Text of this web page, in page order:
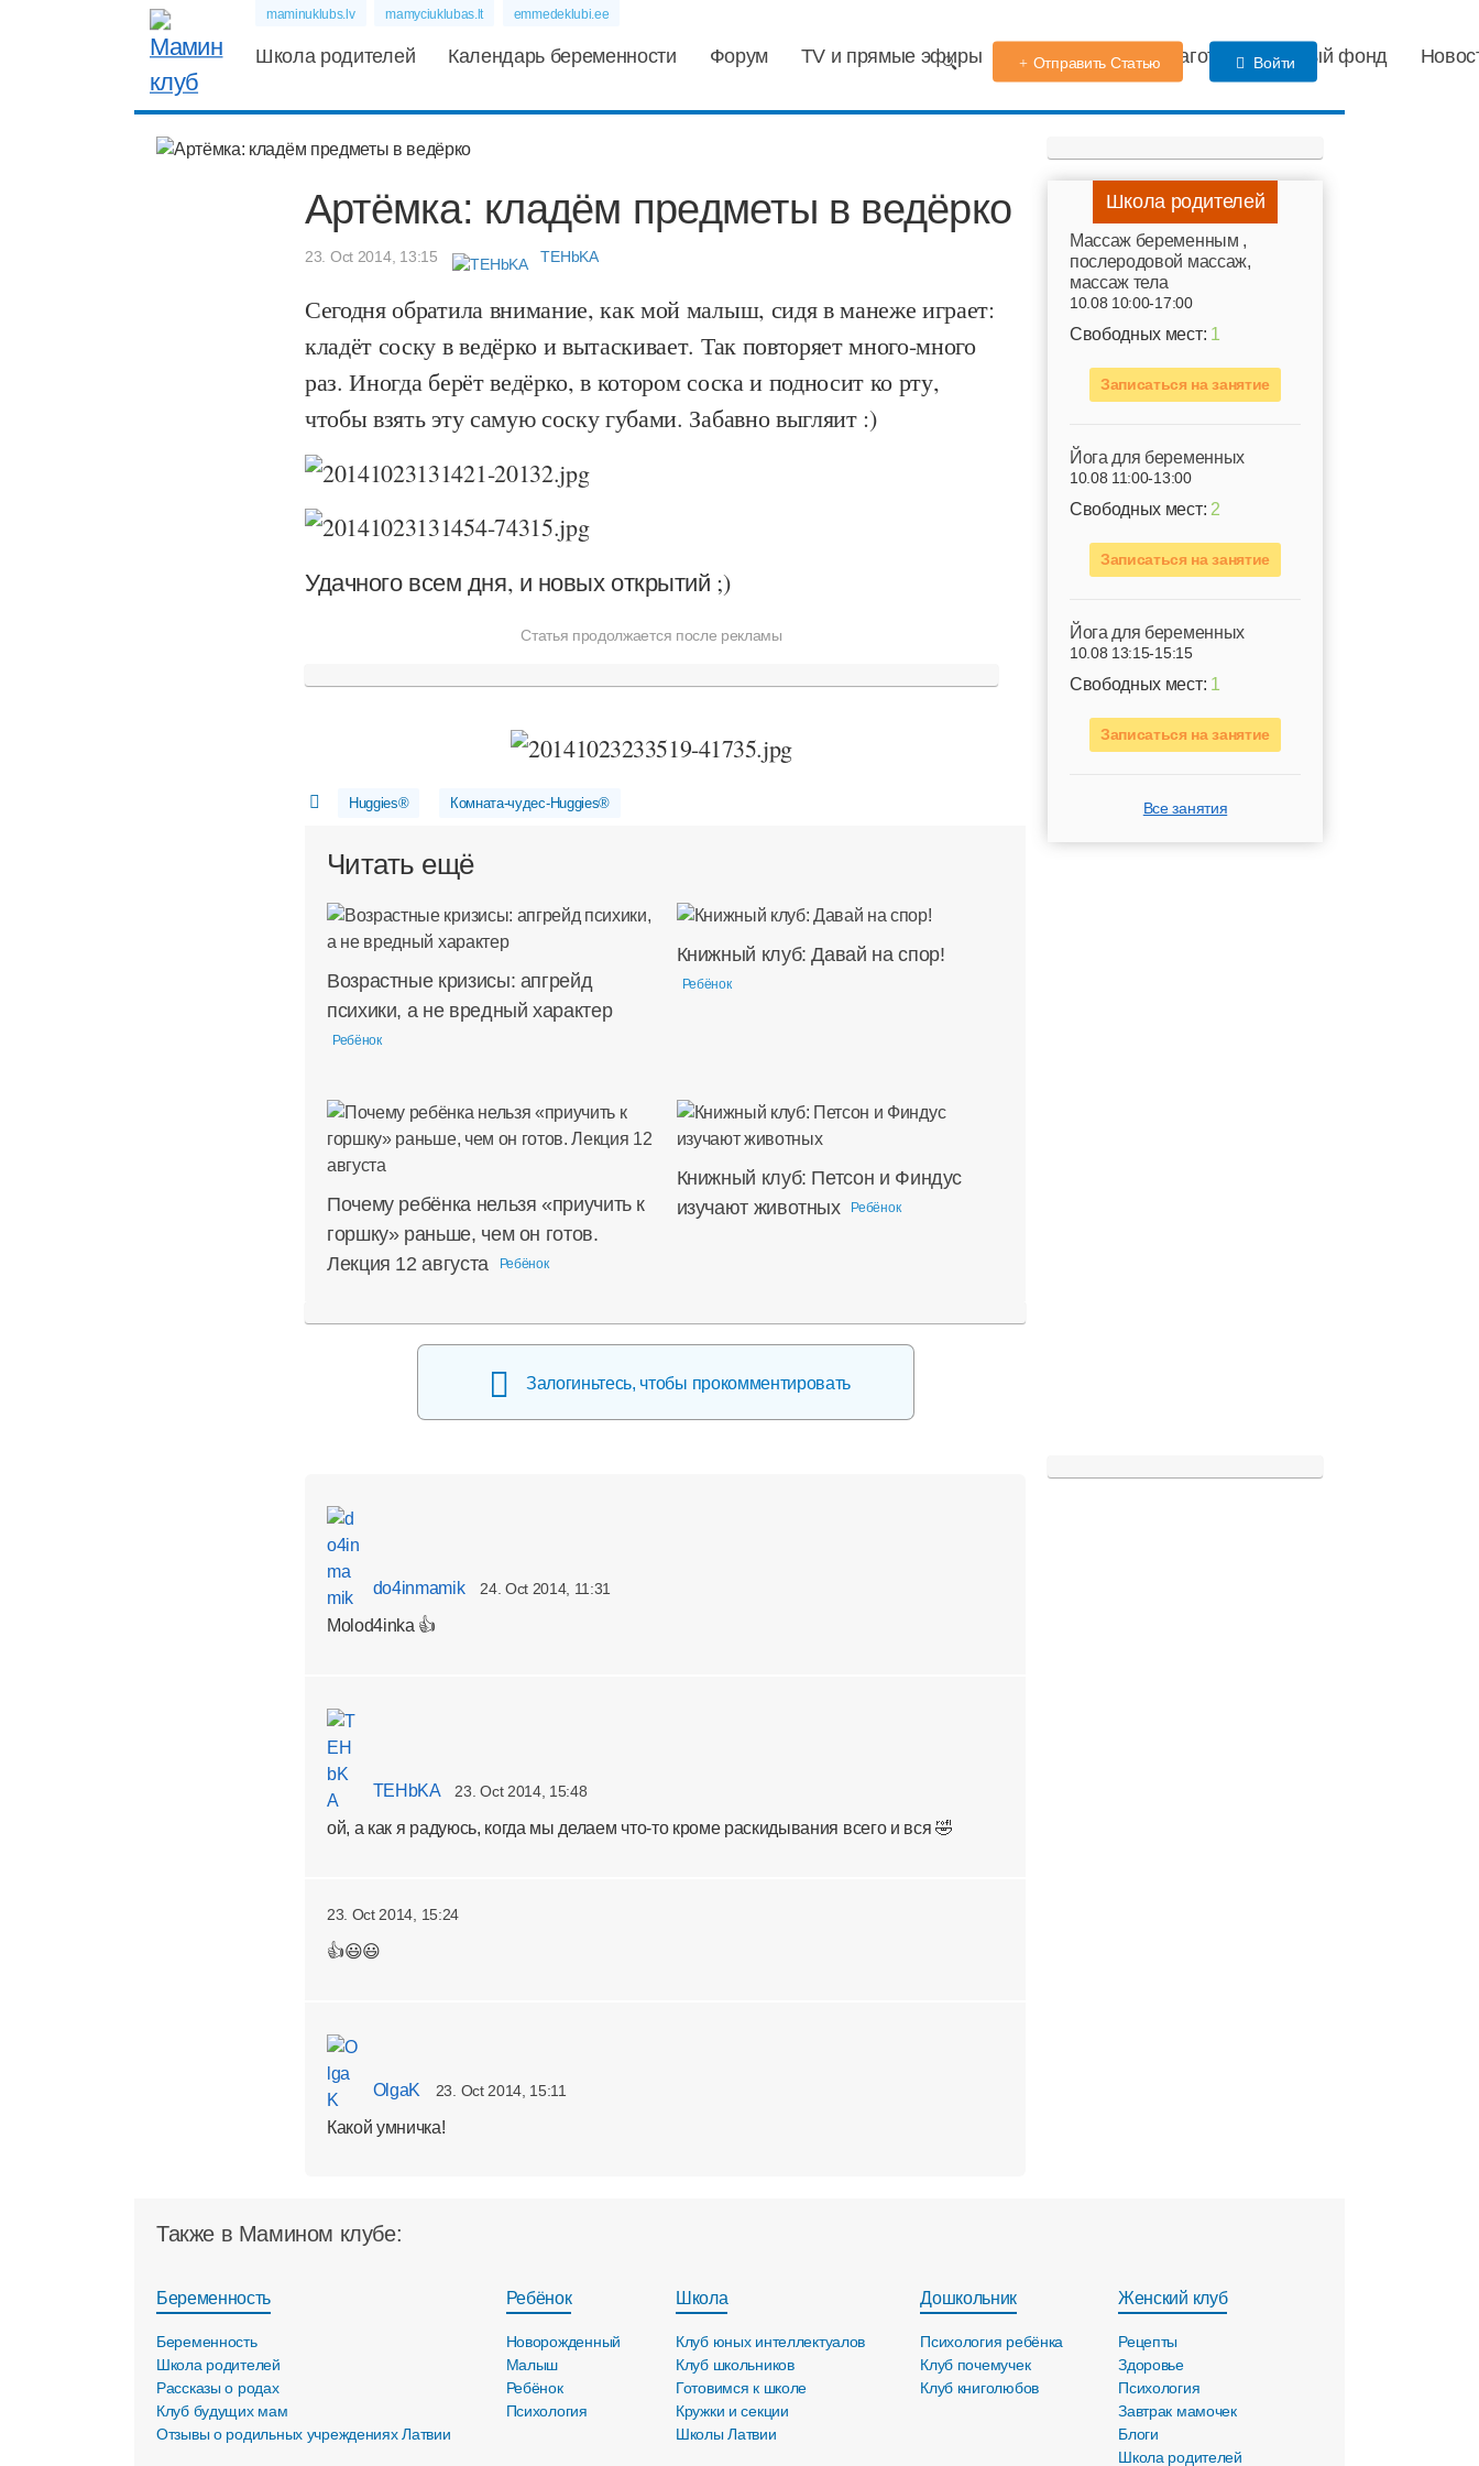
maminuklubs.lv mamyciuklubas.lt emmedeklubi.ee
Школа родителей Календарь беременности Форум TV и прямые эфиры Детский сад Благотворительный фонд
Отправить Статью Войти
Артёмка: кладём предметы в ведёрко
23. Oct 2014, 13:15 TEHbKA
Сегодня обратила внимание, как мой малыш, сидя в манеже играет:
кладёт соску в ведёрко и вытаскивает. Так повторяет много-много
раз. Иногда берёт ведёрко, в котором соска и подносит ко рту,
чтобы взять эту самую соску губами. Забавно выгляит :)
Удачного всем дня, и новых открытий ;)
Статья продолжается после рекламы
Huggies® Комната-чудес-Huggies®
Читать ещё
Возрастные кризисы: апгрейд
психики, а не вредный характер
Ребёнок
Книжный клуб: Давай на спор!
Ребёнок
Почему ребёнка нельзя «приучить к
горшку» раньше, чем он готов.
Лекция 12 августа
Ребёнок
Книжный клуб: Петсон и Финдус
изучают животных
Ребёнок
Школа родителей
Mассаж беременным ,
послеродовой массаж,
массаж тела
10.08 10:00-17:00
Свободных мест: 1
Записаться на занятие
Йога для беременных
10.08 11:00-13:00
Свободных мест: 2
Записаться на занятие
Йога для беременных
10.08 13:15-15:15
Свободных мест: 1
Записаться на занятие
Все занятия
Залогиньтесь, чтобы прокомментировать
do4inmamik 24. Oct 2014, 11:31
Molod4inka 👍
TEHbKA 23. Oct 2014, 15:48
ой, а как я радуюсь, когда мы делаем что-то кроме раскидывания всего и вся 🤣
23. Oct 2014, 15:24
👍😃😃
OlgaK 23. Oct 2014, 15:11
Какой умничка!
Также в Мамином клубе:
Беременность
Беременность
Школа родителей
Рассказы о родах
Клуб будущих мам
Отзывы о родильных учреждениях Латвии
Ребёнок
Новорожденный
Малыш
Ребёнок
Психология
Школа
Клуб юных интеллектуалов
Клуб школьников
Готовимся к школе
Кружки и секции
Школы Латвии
Дошкольник
Психология ребёнка
Клуб почемучек
Клуб книголюбов
Женский клуб
Рецепты
Здоровье
Психология
Завтрак мамочек
Блоги
Школа родителей